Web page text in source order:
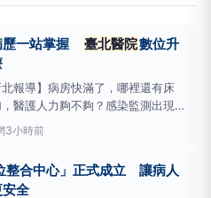
歷一站掌握 臺北醫院數位升
北報導】病房快滿了，哪裡還有床
醫護人力夠不夠？感染監測出現異
變？這些過去可能得靠不同系統查
，如今在衛生福利部
3小時前
整合中心」正式成立 讓病人
全